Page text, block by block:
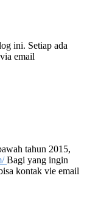
ini. Setiap ada
email
tahun 2015,
Bagi yang ingin
kontak vie email